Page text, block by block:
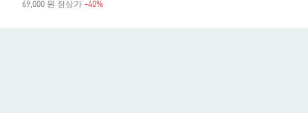
69,000 원 정상가 -40%